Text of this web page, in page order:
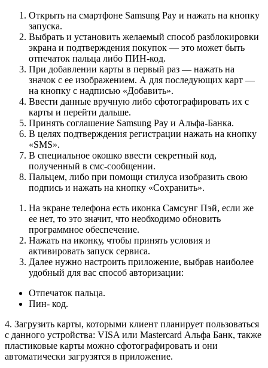
Открыть на смартфоне Samsung Pay и нажать на кнопку
запуска.
Выбрать и установить желаемый способ разблокировки
экрана и подтверждения покупок ― это может быть
отпечаток пальца либо ПИН-код.
При добавлении карты в первый раз ― нажать на
значок с ее изображением. А для последующих карт ―
на кнопку с надписью «Добавить».
Ввести данные вручную либо сфотографировать их с
карты и перейти дальше.
Принять соглашение Samsung Pay и Альфа-Банка.
В целях подтверждения регистрации нажать на кнопку
«SMS».
В специальное окошко ввести секретный код,
полученный в смс-сообщении.
Пальцем, либо при помощи стилуса изобразить свою
подпись и нажать на кнопку «Сохранить».
На экране телефона есть иконка Самсунг Пэй, если же
ее нет, то это значит, что необходимо обновить
программное обеспечение.
Нажать на иконку, чтобы принять условия и
активировать запуск сервиса.
Далее нужно настроить приложение, выбрав наиболее
удобный для вас способ авторизации:
Отпечаток пальца.
Пин- код.
4. Загрузить карты, которыми клиент планирует пользоваться
с данного устройства: VISA или Mastercard Альфа Банк, также
пластиковые карты можно сфотографировать и они
автоматически загрузятся в приложение.